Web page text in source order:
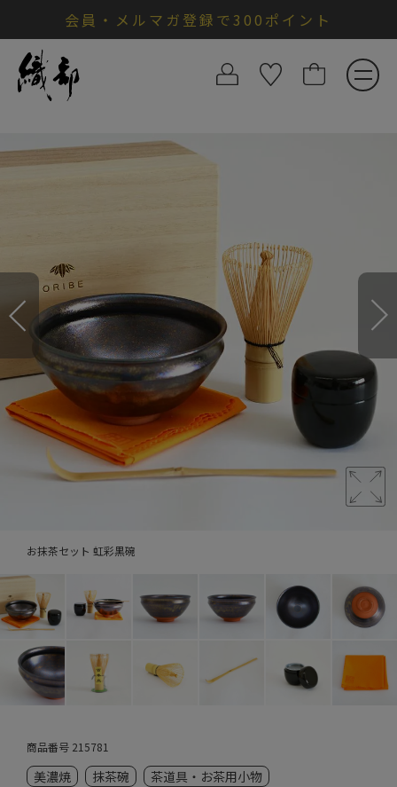
会員・メルマガ登録で300ポイント
お抹茶セット 虹彩黒碗
商品番号 215781
美濃焼 抹茶碗
茶道具・お茶用小物